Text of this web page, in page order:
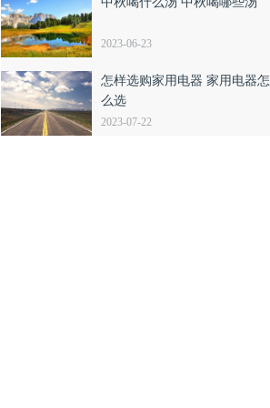
2023-06-23
怎样选购家用电器 家用电器怎
么选
2023-07-22